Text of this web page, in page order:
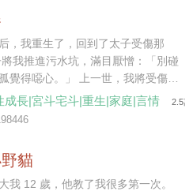
天最後一秒踏入家門，絕不會多一
潔走上前，按照往常那樣幫他把脫
起來，“飯菜已經準備好了，我去給
” 莫紹謙按照合約約定，側臉親了
色卻是一如既往的淡漠，“你每天這
不累？每天做這些，明知道我也不
罷，他從口袋裏掏出一個盒子，扔
。”童潔道。 “什麼？”莫紹謙皺眉。
，是前天。” 他每一年都會按照合
，我重生了，回到了太子受傷那
。」 上一世，我將受傷的
野，得到皇上賜婚，成了太子妃。
他如命，他卻厭我入骨，大婚第三
捂不熱的，但一切都晚了。 我只
世…… 我看著身受重
成長|宮斗宅斗|重生|家庭|言情 2.5
貓
我 12 歲，他教了我很多第一次。